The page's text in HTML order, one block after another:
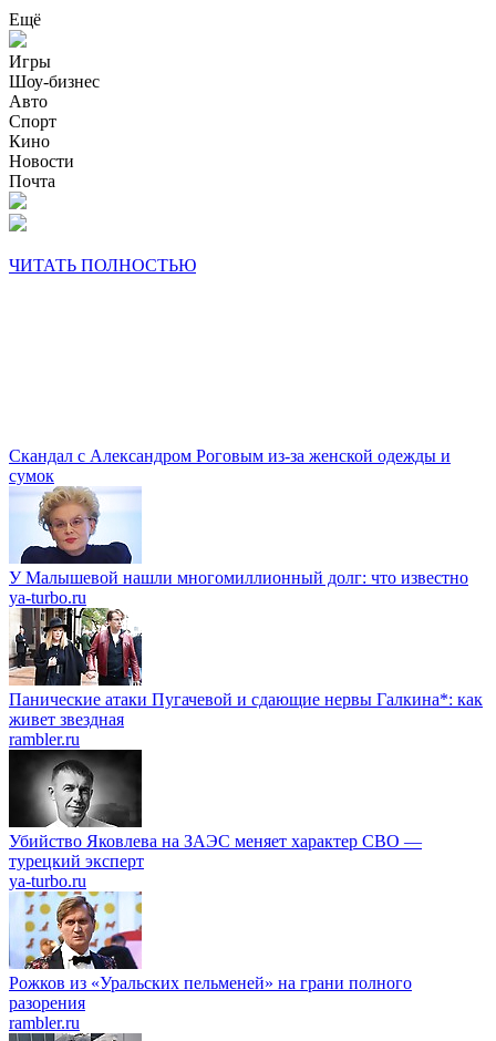
Ещё
Игры
Шоу-бизнес
Авто
Спорт
Кино
Новости
Почта
ЧИТАТЬ ПОЛНОСТЬЮ
Скандал с Александром Роговым из-за женской одежды и
сумок
У Малышевой нашли многомиллионный долг: что известно
ya-turbo.ru
Панические атаки Пугачевой и сдающие нервы Галкина*: как
живет звездная
rambler.ru
Убийство Яковлева на ЗАЭС меняет характер СВО —
турецкий эксперт
ya-turbo.ru
Рожков из «Уральских пельменей» на грани полного
разорения
rambler.ru